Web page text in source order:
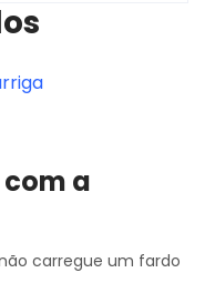
a
carregue um fardo